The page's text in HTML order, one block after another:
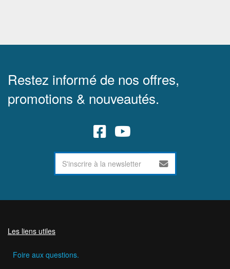
Restez informé de nos offres,
promotions & nouveautés.
Les liens utiles
Foire aux questions.